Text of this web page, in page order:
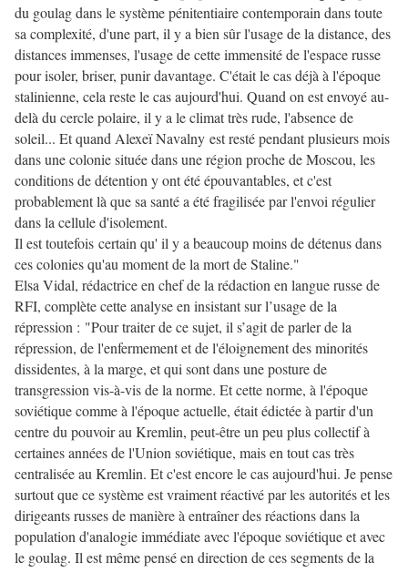
du goulag dans le système pénitentiaire contemporain dans toute
sa complexité, d'une part, il y a bien sûr l'usage de la distance, des
distances immenses, l'usage de cette immensité de l'espace russe
pour isoler, briser, punir davantage. C'était le cas déjà à l'époque
stalinienne, cela reste le cas aujourd'hui. Quand on est envoyé au-
delà du cercle polaire, il y a le climat très rude, l'absence de
soleil... Et quand Alexeï Navalny est resté pendant plusieurs mois
dans une colonie située dans une région proche de Moscou, les
conditions de détention y ont été épouvantables, et c'est
probablement là que sa santé a été fragilisée par l'envoi régulier
dans la cellule d'isolement.
Il est toutefois certain qu' il y a beaucoup moins de détenus dans
ces colonies qu'au moment de la mort de Staline."
Elsa Vidal, rédactrice en chef de la rédaction en langue russe de
RFI, complète cette analyse en insistant sur l’usage de la
répression : "Pour traiter de ce sujet, il s’agit de parler de la
répression, de l'enfermement et de l'éloignement des minorités
dissidentes, à la marge, et qui sont dans une posture de
transgression vis-à-vis de la norme. Et cette norme, à l'époque
soviétique comme à l'époque actuelle, était édictée à partir d'un
centre du pouvoir au Kremlin, peut-être un peu plus collectif à
certaines années de l'Union soviétique, mais en tout cas très
centralisée au Kremlin. Et c'est encore le cas aujourd'hui. Je pense
surtout que ce système est vraiment réactivé par les autorités et les
dirigeants russes de manière à entraîner des réactions dans la
population d'analogie immédiate avec l'époque soviétique et avec
le goulag. Il est même pensé en direction de ces segments de la